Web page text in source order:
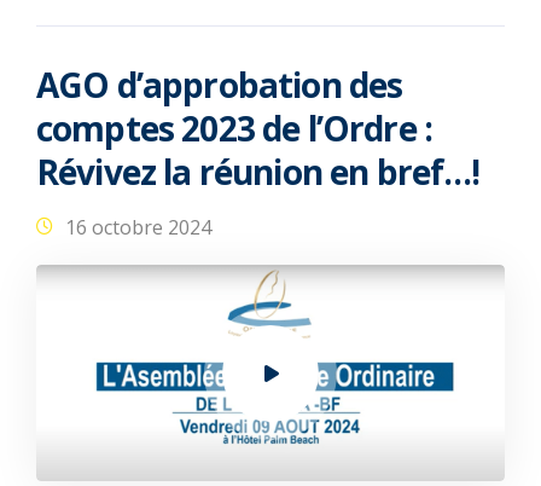
AGO d’approbation des
comptes 2023 de l’Ordre :
Révivez la réunion en bref…!
16 octobre 2024